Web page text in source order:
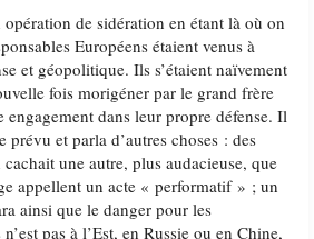
de sidération en étant là où on
Européens étaient venus à
et géopolitique. Ils s’étaient naïvement
fois morigéner par le grand frère
dans leur propre défense. Il
prévu et parla d’autres choses : des
une autre, plus audacieuse, que
appellent un acte « performatif » ; un
ainsi que le danger pour les
pas à l’Est, en Russie ou en Chine,